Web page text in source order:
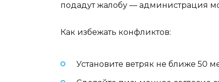
подадут жалобу — администрация
Как избежать конфликтов:
Установите ветряк не ближе 50